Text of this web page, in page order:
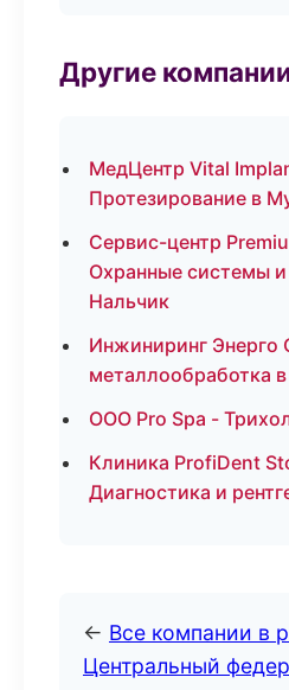
Другие
МедЦентр Vital
Протезирование в
Сервис-центр
Охранные системы и
Нальчик
Инжиниринг Энерго
металлообработка
ООО Pro Spa -
Клиника ProfiDent
Диагностика и
← Все компании в
Центральный